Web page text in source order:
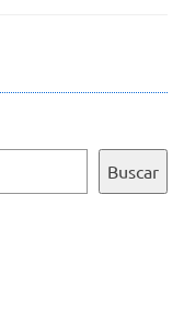
Buscar